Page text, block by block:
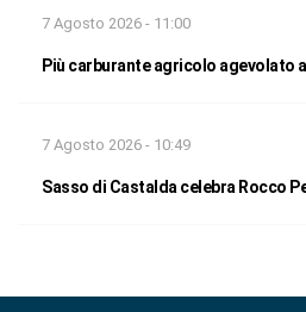
7 Agosto 2026 - 11:00
Più carburante agricolo agevolato
7 Agosto 2026 - 10:49
Sasso di Castalda celebra Rocco